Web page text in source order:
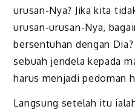
urusan-Nya? Jika kita
urusan-urusan-Nya,
bersentuhan dengan
sebuah jendela kepada
harus menjadi pedoman
Langsung setelah itu